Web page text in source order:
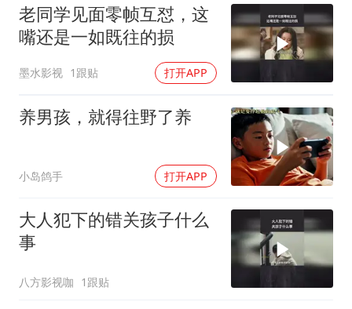
老同学见面零帧互怼，这
嘴还是一如既往的损
墨水影视 1跟贴 打开APP
养男孩，就得往野了养
小岛鸽手 打开APP
大人犯下的错关孩子什么
事
八方影视咖 1跟贴